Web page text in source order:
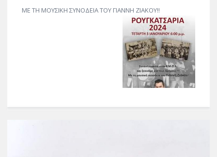
ΜΕ ΤΗ ΜΟΥΣΙΚΗ ΣΥΝΟΔΕΙΑ ΤΟΥ ΓΙΑΝΝΗ ΖΙΑΚΟΥ!!